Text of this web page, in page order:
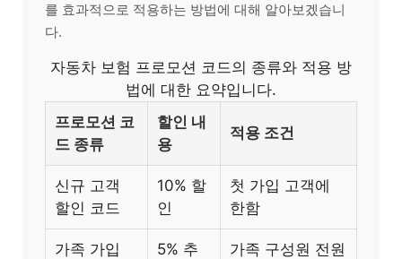
를 효과적으로 적용하는 방법에 대해 알아보겠습니
다.
자동차 보험 프로모션 코드의 종류와 적용 방
법에 대한 요약입니다.
프로모션 코
드 종류
할인 내
용
적용 조건
신규 고객
할인 코드
10% 할
인
첫 가입 고객에
한함
가족 가입
5% 추
가족 구성원 전원